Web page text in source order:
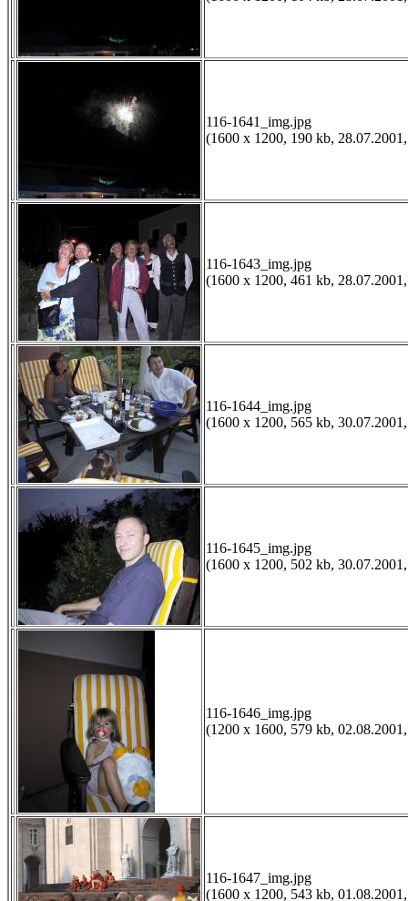
116-1641_img.jpg
(1600 x 1200, 190 kb,
116-1643_img.jpg
(1600 x 1200, 461 kb,
116-1644_img.jpg
(1600 x 1200, 565 kb,
116-1645_img.jpg
(1600 x 1200, 502 kb,
116-1646_img.jpg
(1200 x 1600, 579 kb,
116-1647_img.jpg
(1600 x 1200, 543 kb,